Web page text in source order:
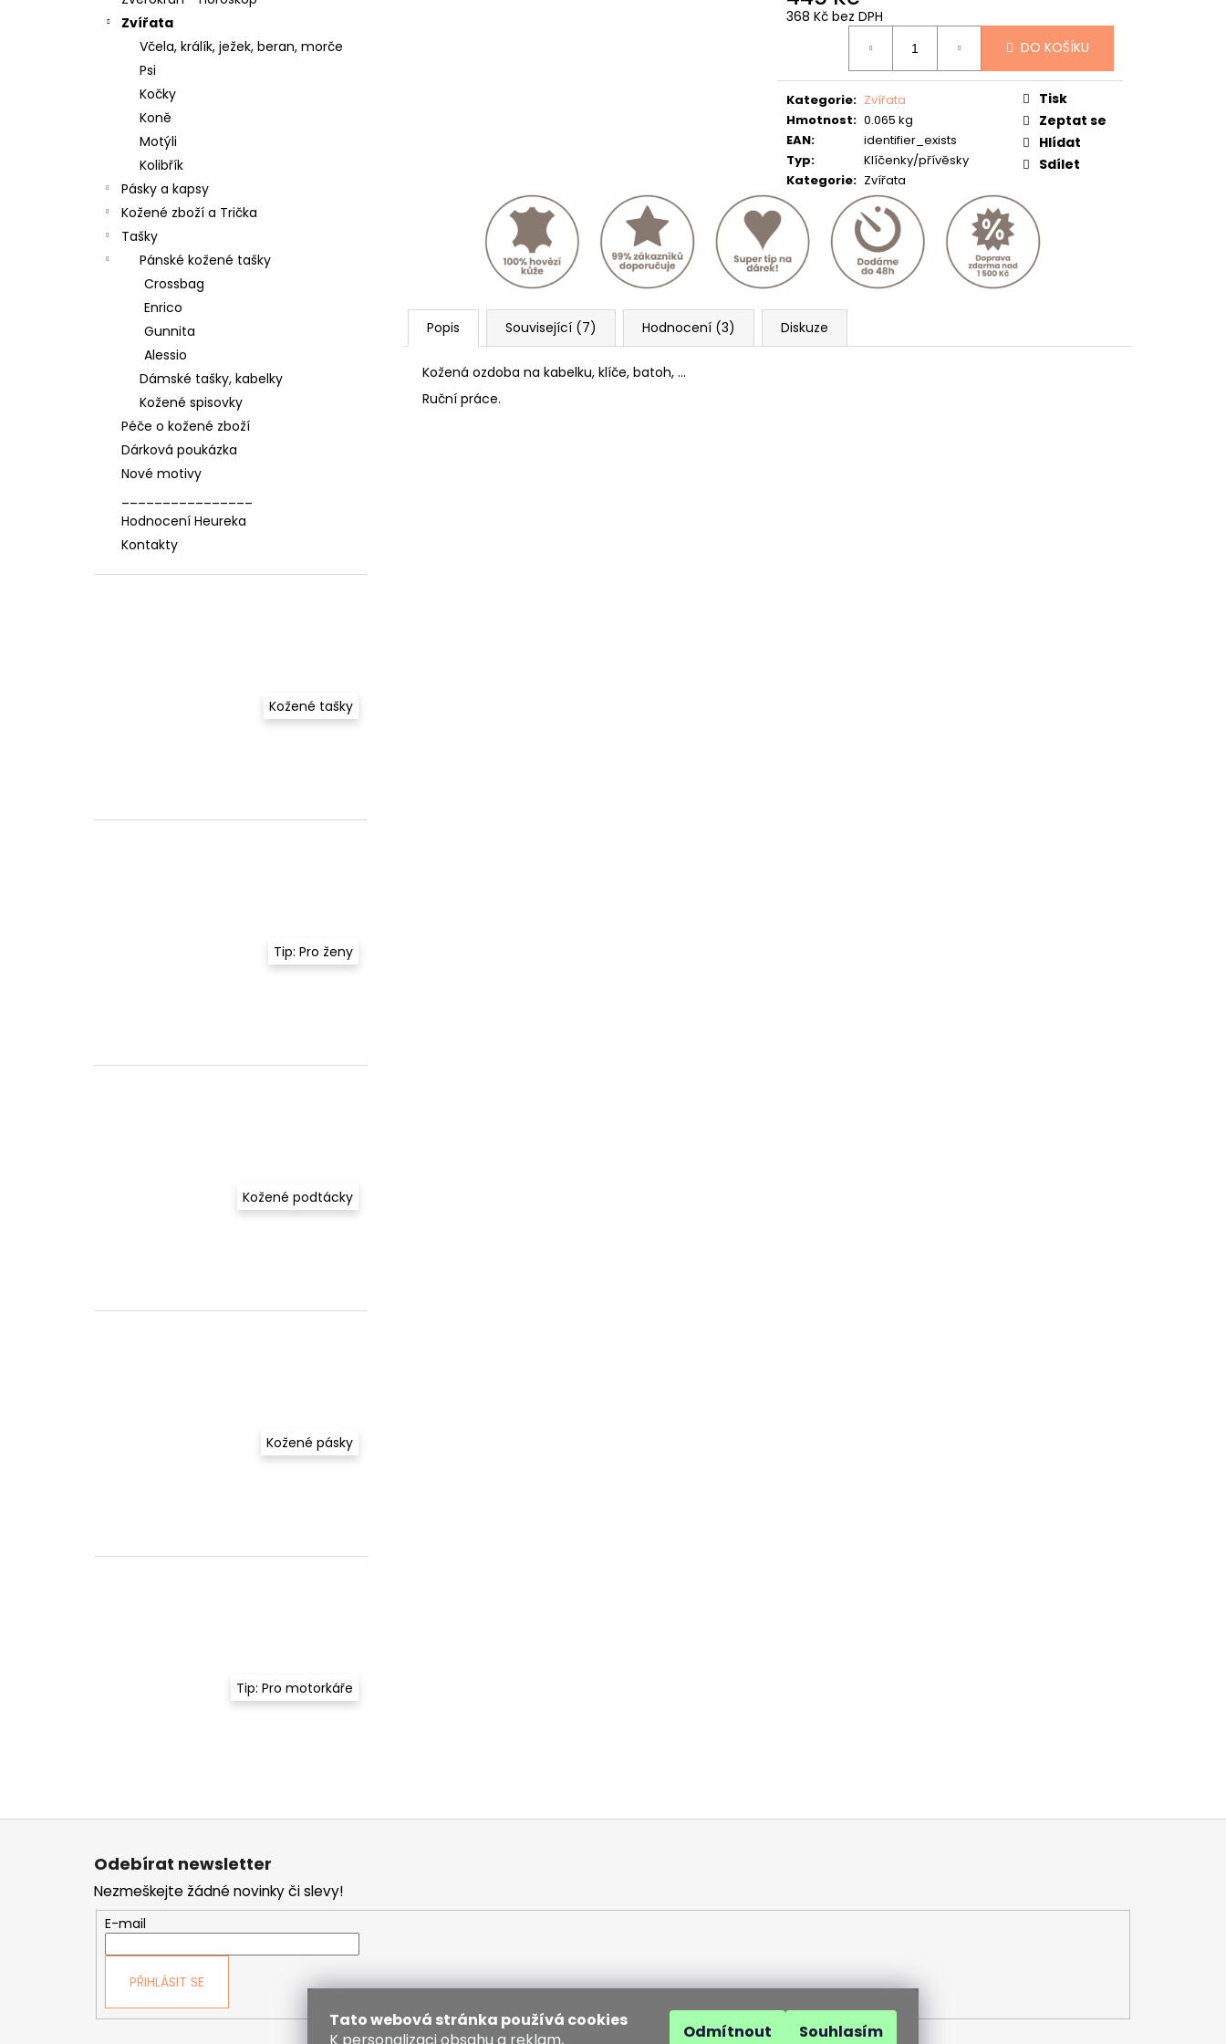
Tato webová stránka používá cookies
Odmítnout Souhlasím
Zvířata
Včela, králík, ježek, beran, morče
Psi
Kočky
Koně
Motýli
Kolibřík
Pásky a kapsy
Kožené zboží a Trička
Tašky
Pánské kožené tašky
Crossbag
Enrico
Gunnita
Alessio
Dámské tašky, kabelky
Kožené spisovky
Péče o kožené zboží
Dárková poukázka
Nové motivy
Hodnocení Heureka
Kontakty
Kožené tašky
Tip: Pro ženy
Kožené podtácky
Kožené pásky
Tip: Pro motorkáře
368 Kč bez DPH
DO KOŠÍKU
Kategorie: Zvířata
Hmotnost: 0.065 kg
EAN:
identifier_exists
Typ:
Klíčenky/přívěsky
Kategorie: Zvířata
Tisk
Zeptat se
Hlídat
Sdílet
Popis Související (7) Hodnocení (3) Diskuze
Kožená ozdoba na kabelku, klíče, batoh, ...
Ruční práce.
Odebírat newsletter
Nezmeškejte žádné novinky či slevy!
E-mail
PŘIHLÁSIT SE